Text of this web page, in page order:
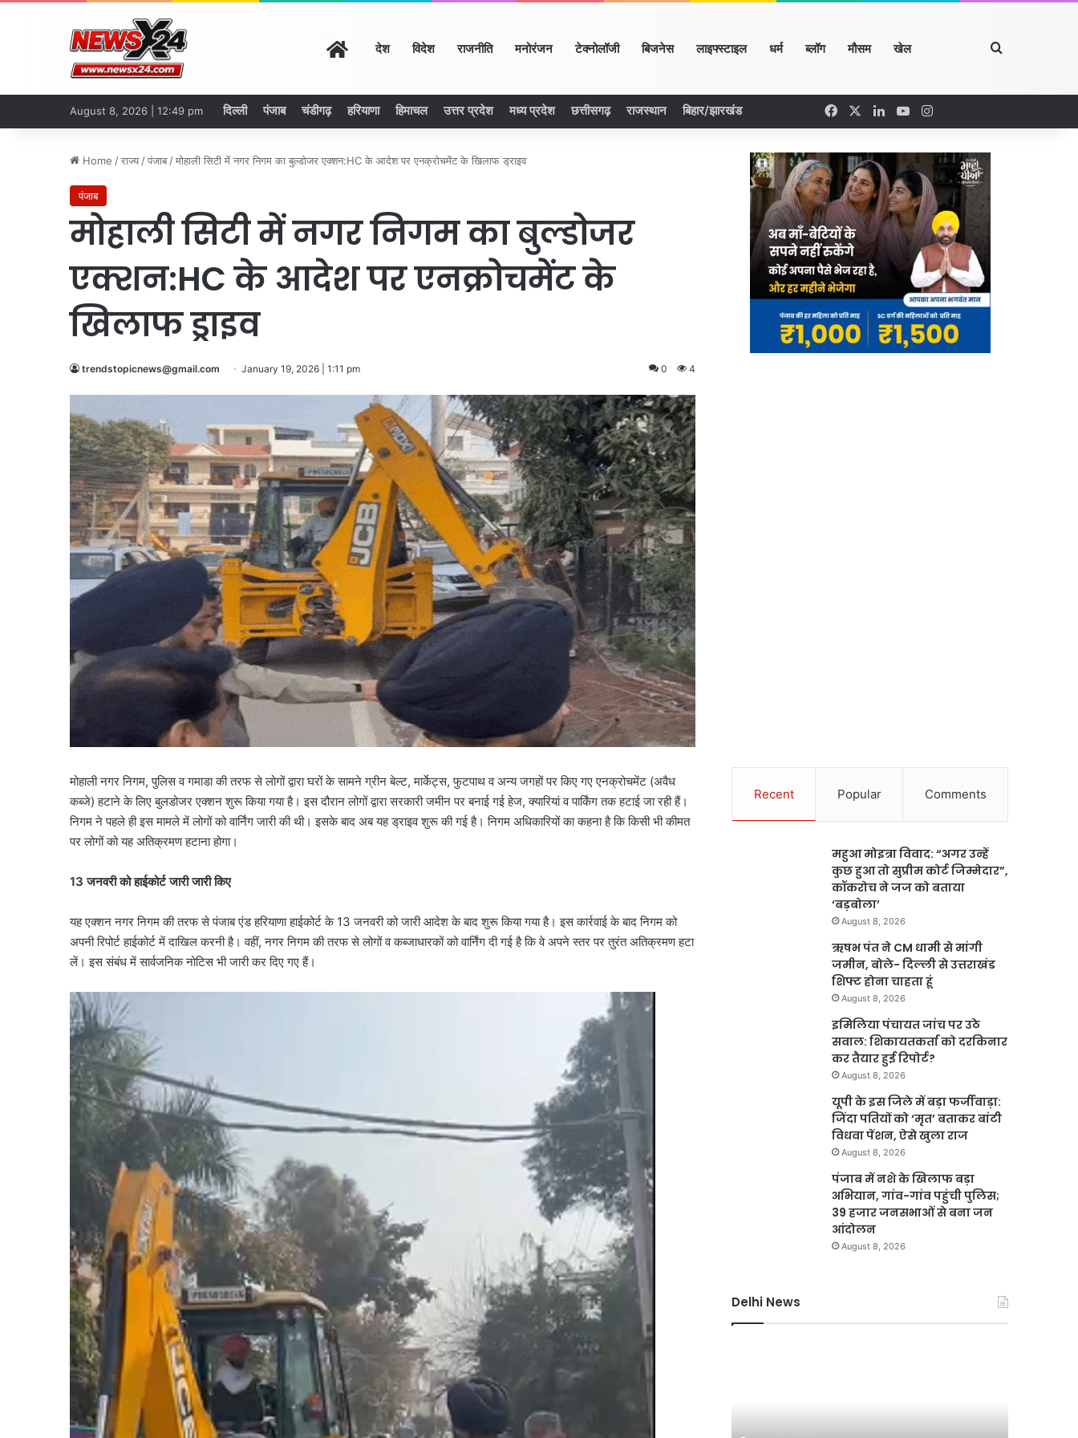
Homeदेश विदेश राजनीति मनोरंजन टेक्नोलॉजी बिजनेस लाइफ्स्टाइल धर्म ब्लॉग मौसम खेल Search for
August 8, 2026 | 12:49 pm दिल्ली पंजाब चंडीगढ़ हरियाणा हिमाचल उत्तर प्रदेश मध्य प्रदेश छत्तीसगढ़ राजस्थान बिहार/झारखंड FacebookLinkedIn
YouTubeInstagram
Home /राज्य /पंजाब /मोहाली सिटी में नगर निगम का बुल्डोजर एक्शन:HC के आदेश पर एनक्रोचमेंट के खिलाफ ड्राइव
पंजाब
मोहाली सिटी में नगर निगम का बुल्डोजर
एक्शन:HC के आदेश पर एनक्रोचमेंट के
खिलाफ ड्राइव
trendstopicnews@gmail.com January 19, 2026 | 1:11 pm 0 4
मोहाली नगर निगम, पुलिस व गमाडा की तरफ से लोगों द्वारा घरों के सामने ग्रीन बेल्ट, मार्केट्स, फुटपाथ व अन्य जगहों पर किए गए एनक्रोचमेंट (अवैध
कब्जे) हटाने के लिए बुलडोजर एक्शन शुरू किया गया है। इस दौरान लोगों द्वारा सरकारी जमीन पर बनाई गई हेज, क्यारियां व पार्किंग तक हटाई जा रही हैं।
निगम ने पहले ही इस मामले में लोगों को वार्निंग जारी की थी। इसके बाद अब यह ड्राइव शुरू की गई है। निगम अधिकारियों का कहना है कि किसी भी कीमत
पर लोगों को यह अतिक्रमण हटाना होगा।
13 जनवरी को हाईकोर्ट जारी जारी किए
यह एक्शन नगर निगम की तरफ से पंजाब एंड हरियाणा हाईकोर्ट के 13 जनवरी को जारी आदेश के बाद शुरू किया गया है। इस कार्रवाई के बाद निगम को
अपनी रिपोर्ट हाईकोर्ट में दाखिल करनी है। वहीं, नगर निगम की तरफ से लोगों व कब्जाधारकों को वार्निंग दी गई है कि वे अपने स्तर पर तुरंत अतिक्रमण हटा
लें। इस संबंध में सार्वजनिक नोटिस भी जारी कर दिए गए हैं।
Recent Popular Comments
महुआ मोइत्रा विवाद: “अगर उन्हें
कुछ हुआ तो सुप्रीम कोर्ट जिम्मेदार”,
कॉकरोच ने जज को बताया
‘बड़बोला’
August 8, 2026
ऋषभ पंत ने CM धामी से मांगी
जमीन, बोले- दिल्ली से उत्तराखंड
शिफ्ट होना चाहता हूं
August 8, 2026
इमिलिया पंचायत जांच पर उठे
सवाल: शिकायतकर्ता को दरकिनार
कर तैयार हुई रिपोर्ट?
August 8, 2026
यूपी के इस जिले में बड़ा फर्जीवाड़ा:
जिंदा पतियों को ‘मृत’ बताकर बांटी
विधवा पेंशन, ऐसे खुला राज
August 8, 2026
पंजाब में नशे के खिलाफ बड़ा
अभियान, गांव-गांव पहुंची पुलिस;
39 हजार जनसभाओं से बना जन
आंदोलन
August 8, 2026
Delhi News
दिल्ली
में
बारिश
ने
तोड़ा
15
नमो
भारत
का
रूट